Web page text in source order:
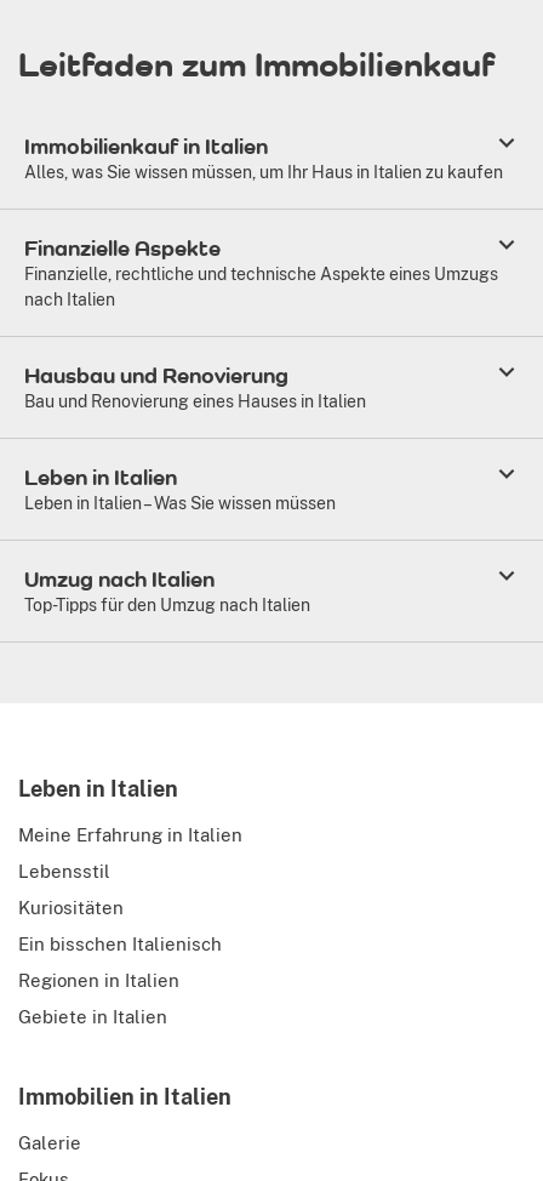
Leitfaden zum Immobilienkauf
Immobilienkauf in Italien
Alles, was Sie wissen müssen, um Ihr Haus in Italien zu kaufen
Finanzielle Aspekte
Finanzielle, rechtliche und technische Aspekte eines Umzugs
nach Italien
Hausbau und Renovierung
Bau und Renovierung eines Hauses in Italien
Leben in Italien
Leben in Italien – Was Sie wissen müssen
Umzug nach Italien
Top-Tipps für den Umzug nach Italien
Leben in Italien
Meine Erfahrung in Italien
Lebensstil
Kuriositäten
Ein bisschen Italienisch
Regionen in Italien
Gebiete in Italien
Immobilien in Italien
Galerie